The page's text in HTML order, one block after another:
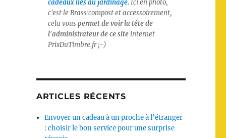
cadeaux liés au jardinage.Ici en photo,
c'est le Brass'compost et accessoirement,
cela vous permet de voir la tête de
l'administrateur de ce siteinternet
PrixDuTimbre.fr;-)
ARTICLES RÉCENTS
Envoyer un cadeau à un proche à l’étranger
: choisir le bon service pour une surprise